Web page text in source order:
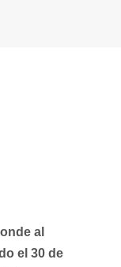
al
el 30 de